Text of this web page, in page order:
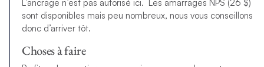
L’ancrage n’est pas autorisé ici. Les amarrages NPS (26 $)
sont disponibles mais peu nombreux, nous vous conseillons
donc d’arriver tôt.
Choses à faire